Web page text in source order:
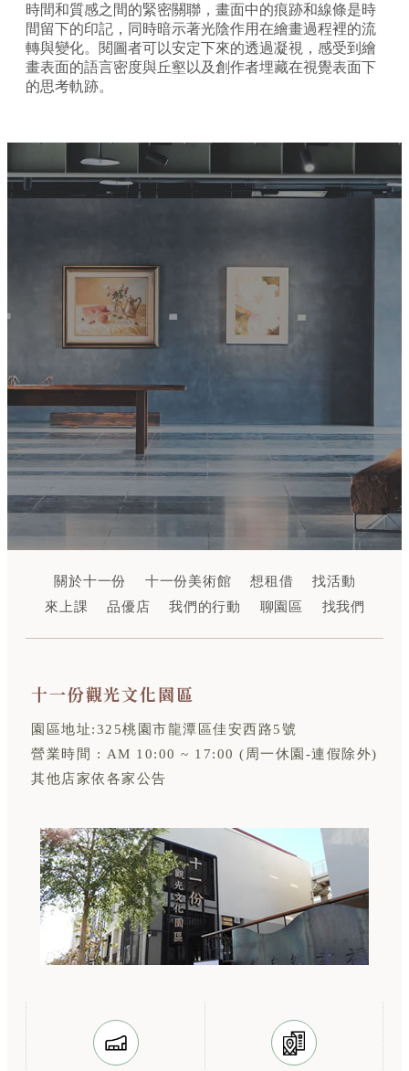
時間和質感之間的緊密關聯，畫面中的痕跡和線條是時
間留下的印記，同時暗示著光陰作用在繪畫過程裡的流
轉與變化。閱圖者可以安定下來的透過凝視，感受到繪
畫表面的語言密度與丘壑以及創作者埋藏在視覺表面下
的思考軌跡。
關於十一份 十一份美術館 想租借
找活動
來上課
品優店 我們的行動 聊園區 找我們
十一份觀光文化園區
園區地址:325桃園市龍潭區佳安西路5號
營業時間 : AM 10:00 ~ 17:00 (周一休園-連假除外)
其他店家依各家公告